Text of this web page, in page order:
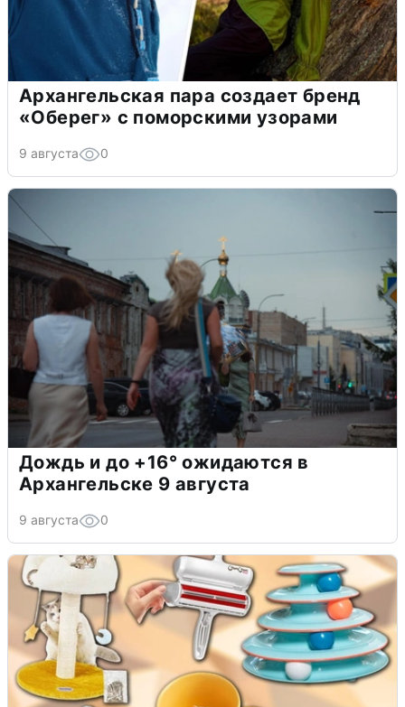
Архангельская пара создает бренд
«Оберег» с поморскими узорами
9 августа 0
Дождь и до +16° ожидаются в
Архангельске 9 августа
9 августа 0